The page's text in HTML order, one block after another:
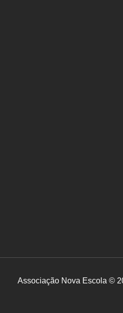
Associação Nova Escola ©